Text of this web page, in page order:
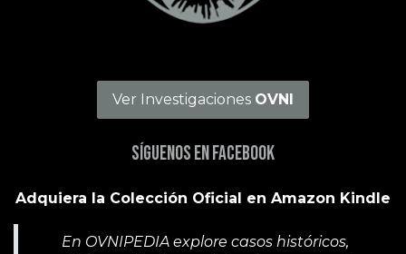
Ver Investigaciones OVNI
Síguenos en Facebook
Adquiera la Colección Oficial en Amazon Kindle
En OVNIPEDIA explore casos históricos,